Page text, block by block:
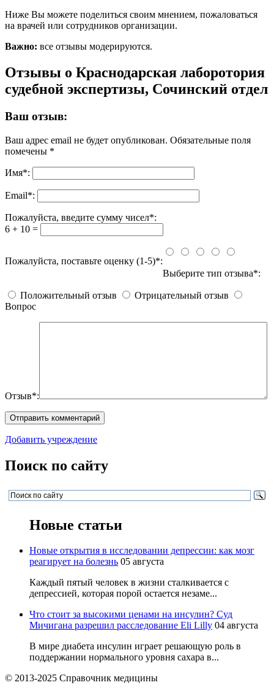
Ниже Вы можете поделиться своим мнением, пожаловаться
на врачей или сотрудников организации.
Важно: все отзывы модерируются.
Отзывы о Краснодарская лаборотория
судебной экспертизы, Сочинский отдел
Ваш отзыв:
Ваш адрес email не будет опубликован. Обязательные поля
помечены *
Имя*:
Email*:
Пожалуйста, введите сумму чисел*:
6 + 10 =
Пожалуйста, поставьте оценку (1-5)*:
Выберите тип отзыва*:
Положительный отзыв
Отрицательный отзыв
Вопрос
Отзыв*:
Добавить учреждение
Поиск по сайту
Новые статьи
Новые открытия в исследовании депрессии: как мозг
реагирует на болезнь 05 августа
Каждый пятый человек в жизни сталкивается с
депрессией, которая порой остается незаме...
Что стоит за высокими ценами на инсулин? Суд
Мичигана разрешил расследование Eli Lilly 04 августа
В мире диабета инсулин играет решающую роль в
поддержании нормального уровня сахара в...
© 2013-2025 Справочник медицины